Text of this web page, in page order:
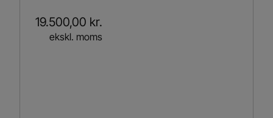
19.500,00 kr.
ekskl. moms